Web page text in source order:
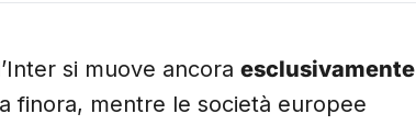
si muove ancora esclusivamente
finora, mentre le società europee